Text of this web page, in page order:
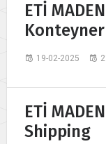
ETİ
19-02-2025
ETİ
Shipping